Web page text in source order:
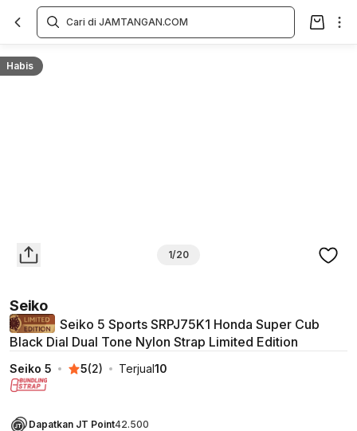
Habis
1/20
Seiko
Seiko 5 Sports SRPJ75K1 Honda Super Cub
Black Dial Dual Tone Nylon Strap Limited Edition
Seiko 5 5(2) Terjual10
Dapatkan JT Point42.500
Overview